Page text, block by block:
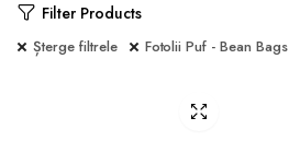
Filter Products
Șterge filtrele Fotolii Puf - Bean Bags